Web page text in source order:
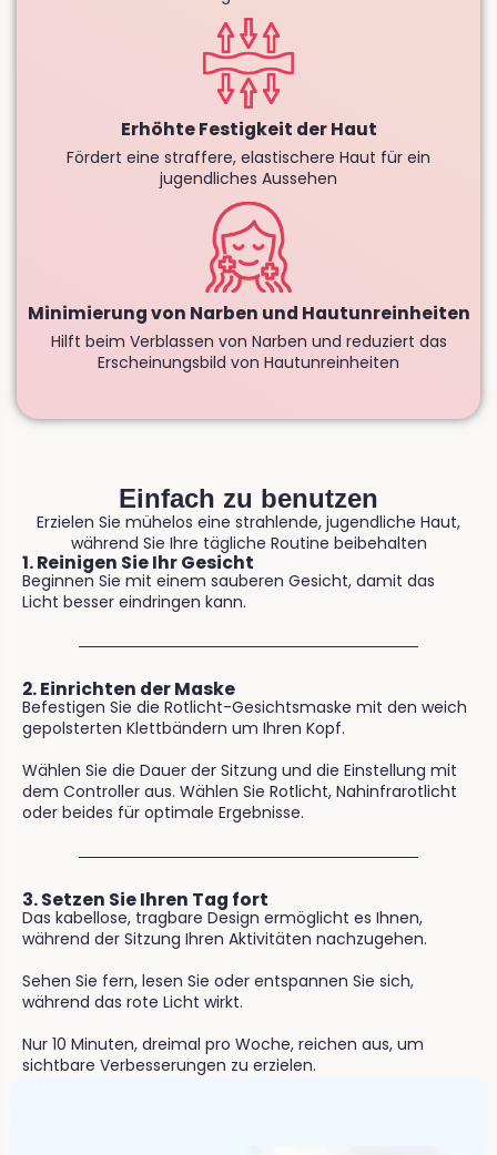
Erhöhte Festigkeit der Haut
Fördert eine straffere, elastischere Haut für ein
jugendliches Aussehen
Minimierung von Narben und Hautunreinheiten
Hilft beim Verblassen von Narben und reduziert das
Erscheinungsbild von Hautunreinheiten
Einfach zu benutzen
Erzielen Sie mühelos eine strahlende, jugendliche Haut,
während Sie Ihre tägliche Routine beibehalten
1. Reinigen Sie Ihr Gesicht
Beginnen Sie mit einem sauberen Gesicht, damit das
Licht besser eindringen kann.
2. Einrichten der Maske
Befestigen Sie die Rotlicht-Gesichtsmaske mit den weich
gepolsterten Klettbändern um Ihren Kopf.
Wählen Sie die Dauer der Sitzung und die Einstellung mit
dem Controller aus. Wählen Sie Rotlicht, Nahinfrarotlicht
oder beides für optimale Ergebnisse.
3. Setzen Sie Ihren Tag fort
Das kabellose, tragbare Design ermöglicht es Ihnen,
während der Sitzung Ihren Aktivitäten nachzugehen.
Sehen Sie fern, lesen Sie oder entspannen Sie sich,
während das rote Licht wirkt.
Nur 10 Minuten, dreimal pro Woche, reichen aus, um
sichtbare Verbesserungen zu erzielen.